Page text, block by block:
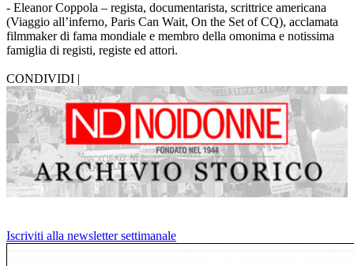
- Eleanor Coppola – regista, documentarista, scrittrice americana
(Viaggio all’inferno, Paris Can Wait, On the Set of CQ), acclamata
filmmaker di fama mondiale e membro della omonima e notissima
famiglia di registi, registe ed attori.
CONDIVIDI |
Iscriviti alla newsletter settimanale